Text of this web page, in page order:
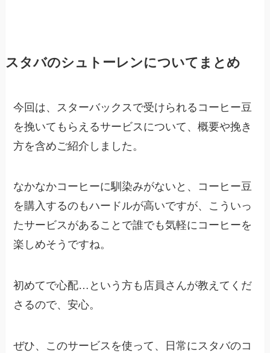
スタバのシュトーレンについてまとめ
今回は、スターバックスで受けられるコーヒー豆
を挽いてもらえるサービスについて、概要や挽き
方を含めご紹介しました。
なかなかコーヒーに馴染みがないと、コーヒー豆
を購入するのもハードルが高いですが、こういっ
たサービスがあることで誰でも気軽にコーヒーを
楽しめそうですね。
初めてで心配…という方も店員さんが教えてくだ
さるので、安心。
ぜひ、このサービスを使って、日常にスタバのコ